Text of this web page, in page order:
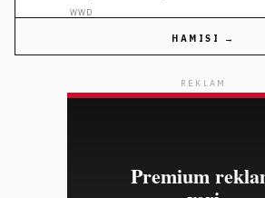
WWD
08/07
Donald Tramp doğum yolu ilə
məhdudlaşdırmaq niyyətindədir
HAMISI →
REKLAM